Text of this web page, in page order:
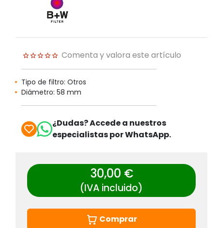
Comenta y valora este artículo
Tipo de filtro: Otros
Diámetro: 58 mm
¿Dudas? Accede a nuestros
especialistas por WhatsApp.
30,00 €
(IVA incluido)
Comprar